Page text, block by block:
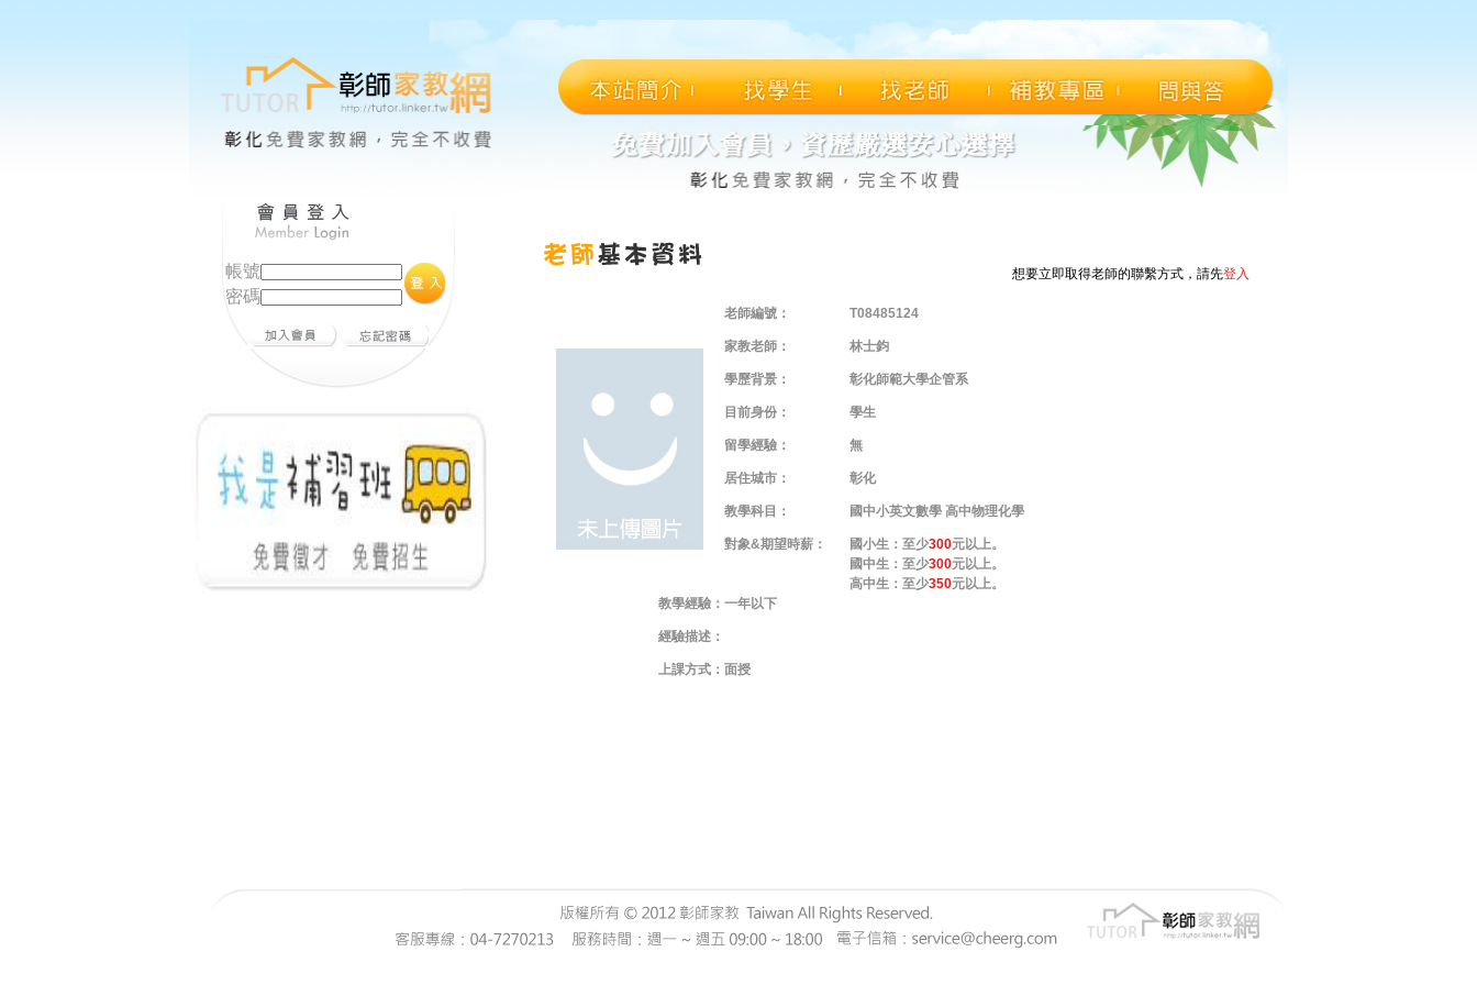
帳號
密碼
想要立即取得老師的聯繫方式，請先登入
老師編號： T08485124
家教老師： 林士鈞
學歷背景： 彰化師範大學企管系
目前身份： 學生
留學經驗： 無
居住城市： 彰化
教學科目： 國中小英文數學 高中物理化學
對象&期望時薪： 國小生：至少300元以上。
國中生：至少300元以上。
高中生：至少350元以上。
教學經驗： 一年以下
經驗描述：
上課方式： 面授